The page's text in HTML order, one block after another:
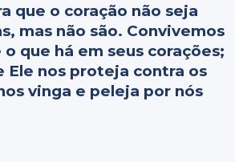
que o coração não seja
mas não são. Convivemos
que há em seus corações;
Ele nos proteja contra os
vinga e peleja por nós